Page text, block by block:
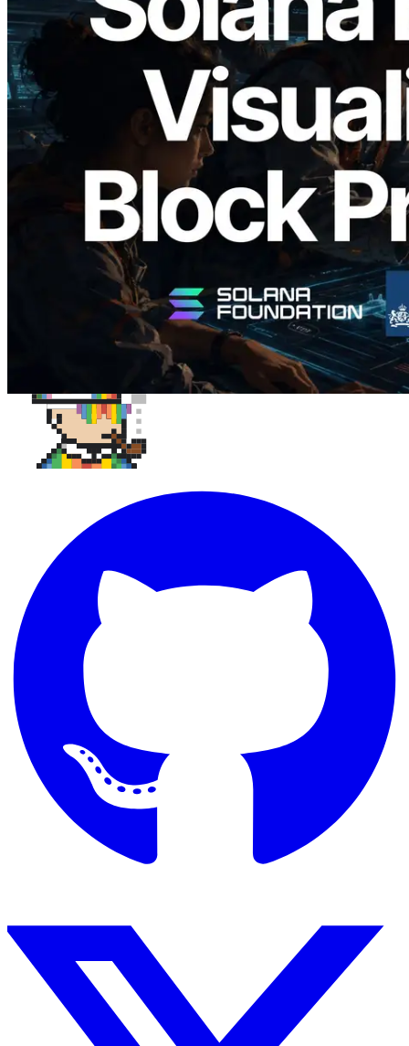
2026.05.24
Validators Solutions ra mắt Solana Block
Analyzer — Trực quan hóa thời gian tạo
block và validator phụ trách theo từng
slot
Đọc bài viết này